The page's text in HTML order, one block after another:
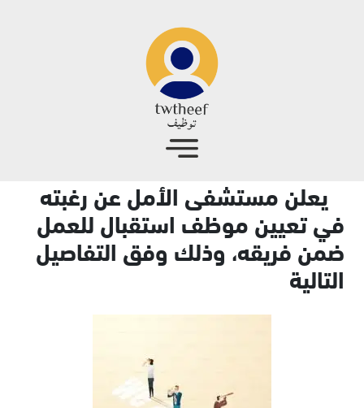
يعلن مستشفى الأمل عن رغبته
في تعيين موظف استقبال للعمل
ضمن فريقه، وذلك وفق التفاصيل
التالية